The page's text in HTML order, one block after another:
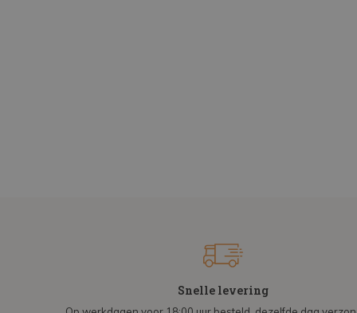
Snelle levering